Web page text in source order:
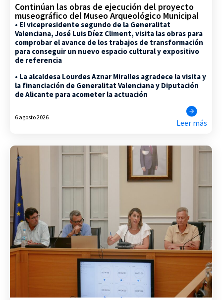
Continúan las obras de ejecución del proyecto
museográfico del Museo Arqueológico Municipal
• El vicepresidente segundo de la Generalitat
Valenciana, José Luis Díez Climent, visita las obras para
comprobar el avance de los trabajos de transformación
para conseguir un nuevo espacio cultural y expositivo
de referencia
• La alcaldesa Lourdes Aznar Miralles agradece la visita y
la financiación de Generalitat Valenciana y Diputación
de Alicante para acometer la actuación
6 agosto 2026
Leer más